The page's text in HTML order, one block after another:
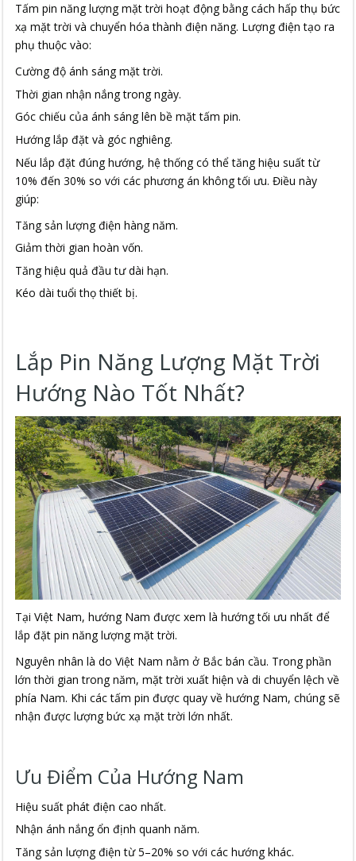
Tấm pin năng lượng mặt trời hoạt động bằng cách hấp thụ bức
xạ mặt trời và chuyển hóa thành điện năng. Lượng điện tạo ra
phụ thuộc vào:
Cường độ ánh sáng mặt trời.
Thời gian nhận nắng trong ngày.
Góc chiếu của ánh sáng lên bề mặt tấm pin.
Hướng lắp đặt và góc nghiêng.
Nếu lắp đặt đúng hướng, hệ thống có thể tăng hiệu suất từ
10% đến 30% so với các phương án không tối ưu. Điều này
giúp:
Tăng sản lượng điện hàng năm.
Giảm thời gian hoàn vốn.
Tăng hiệu quả đầu tư dài hạn.
Kéo dài tuổi thọ thiết bị.
Lắp Pin Năng Lượng Mặt Trời
Hướng Nào Tốt Nhất?
Tại Việt Nam, hướng Nam được xem là hướng tối ưu nhất để
lắp đặt pin năng lượng mặt trời.
Nguyên nhân là do Việt Nam nằm ở Bắc bán cầu. Trong phần
lớn thời gian trong năm, mặt trời xuất hiện và di chuyển lệch về
phía Nam. Khi các tấm pin được quay về hướng Nam, chúng sẽ
nhận được lượng bức xạ mặt trời lớn nhất.
Ưu Điểm Của Hướng Nam
Hiệu suất phát điện cao nhất.
Nhận ánh nắng ổn định quanh năm.
Tăng sản lượng điện từ 5–20% so với các hướng khác.